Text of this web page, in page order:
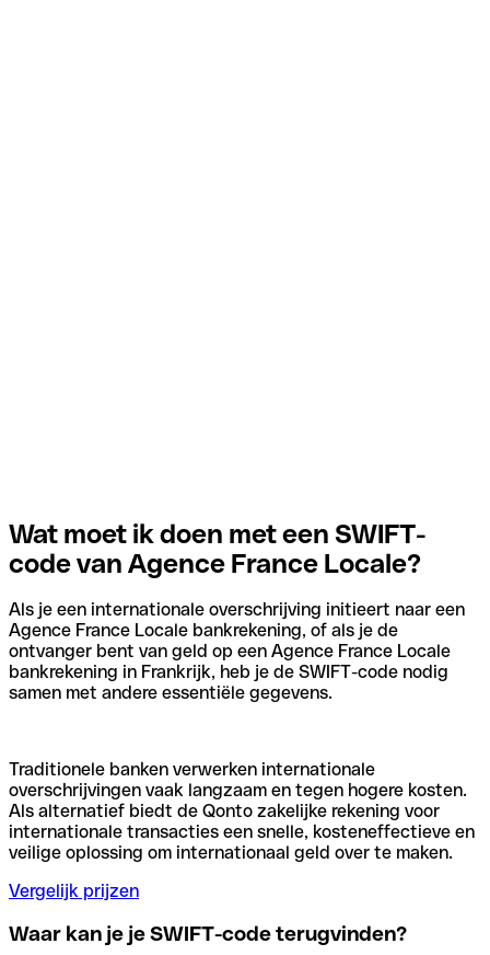
Wat moet ik doen met een SWIFT-
code van Agence France Locale?
Als je een internationale overschrijving initieert naar een
Agence France Locale bankrekening, of als je de
ontvanger bent van geld op een Agence France Locale
bankrekening in Frankrijk, heb je de SWIFT-code nodig
samen met andere essentiële gegevens.
Traditionele banken verwerken internationale
overschrijvingen vaak langzaam en tegen hogere kosten.
Als alternatief biedt de Qonto zakelijke rekening voor
internationale transacties een snelle, kosteneffectieve en
veilige oplossing om internationaal geld over te maken.
Vergelijk prijzen
Waar kan je je SWIFT-code terugvinden?